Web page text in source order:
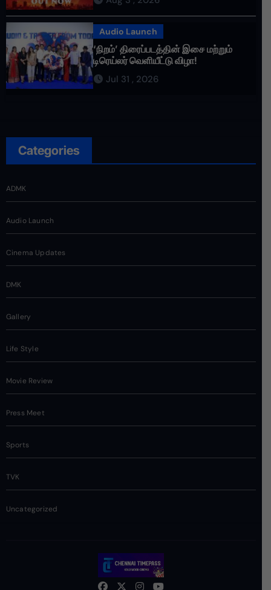
Audio Launch
‘நிறம்’ திரைப்படத்தின் இசை மற்றும்
டிரெய்லர் வெளியீட்டு விழா!
Jul 31 , 2026
Categories
ADMK
Audio Launch
Cinema Updates
DMK
Gallery
Life Style
Movie Review
Press Meet
Sports
TVK
Uncategorized